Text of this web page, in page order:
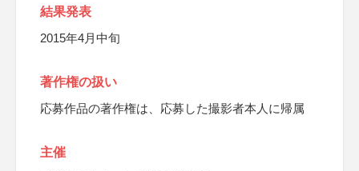
結果発表
2015年4月中旬
著作権の扱い
応募作品の著作権は、応募した撮影者本人に帰属
主催